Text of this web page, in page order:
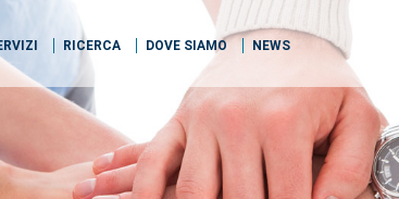
RICERCA DOVE SIAMO NEWS